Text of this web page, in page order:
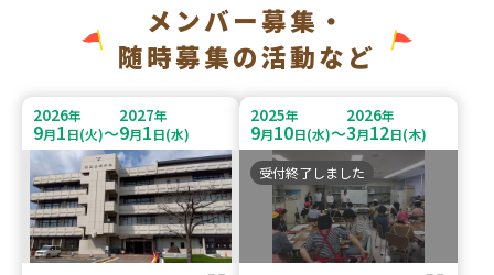
メンバー募集・
随時募集の活動など
2026年
9月1日(火)～
2027年
9月1日(水)
2025年
9月10日(水)～
2026年
3月12日(木)
受付終了しました